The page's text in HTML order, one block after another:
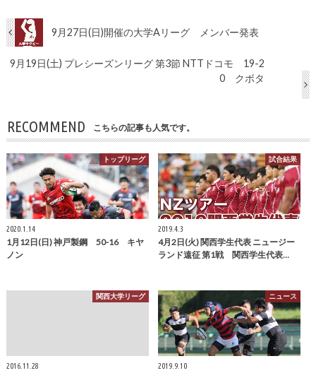
9月27日(日)開催の大学Aリーグ メンバー発表
9月19日(土) プレシーズンリーグ 第3節 NTTドコモ 19-2
0 クボタ
RECOMMEND こちらの記事も人気です。
トップリーグ
2020.1.14
1月12日(日) 神戸製鋼 50-16 キヤ
ノン
試合結果
2019.4.3
4月2日(火) 関西学生代表 ニュージー
ランド遠征 第1戦 関西学生代表…
関西大学リーグ
2016.11.28
ニュース
2019.9.10